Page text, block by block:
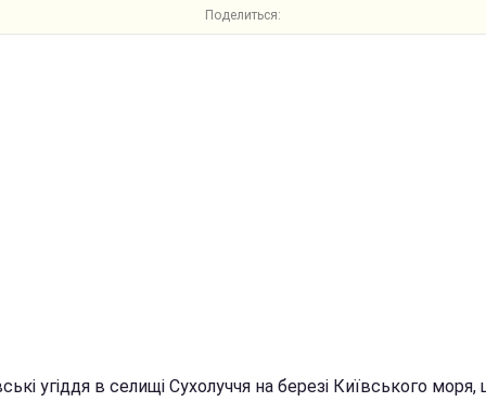
Поделиться:
угіддя в селищі Сухолуччя на березі Київського моря,